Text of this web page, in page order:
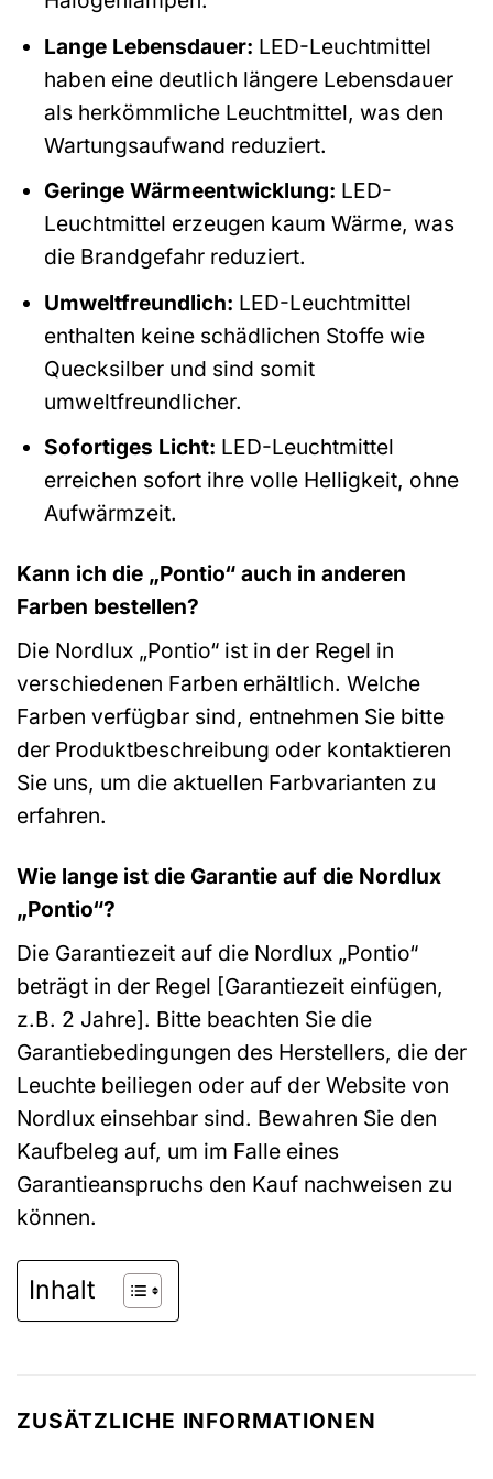
Lange Lebensdauer: LED-Leuchtmittel
haben eine deutlich längere Lebensdauer
als herkömmliche Leuchtmittel, was den
Wartungsaufwand reduziert.
Geringe Wärmeentwicklung: LED-
Leuchtmittel erzeugen kaum Wärme, was
die Brandgefahr reduziert.
Umweltfreundlich: LED-Leuchtmittel
enthalten keine schädlichen Stoffe wie
Quecksilber und sind somit
umweltfreundlicher.
Sofortiges Licht: LED-Leuchtmittel
erreichen sofort ihre volle Helligkeit, ohne
Aufwärmzeit.
Kann ich die „Pontio“ auch in anderen
Farben bestellen?
Die Nordlux „Pontio“ ist in der Regel in
verschiedenen Farben erhältlich. Welche
Farben verfügbar sind, entnehmen Sie bitte
der Produktbeschreibung oder kontaktieren
Sie uns, um die aktuellen Farbvarianten zu
erfahren.
Wie lange ist die Garantie auf die Nordlux
„Pontio“?
Die Garantiezeit auf die Nordlux „Pontio“
beträgt in der Regel [Garantiezeit einfügen,
z.B. 2 Jahre]. Bitte beachten Sie die
Garantiebedingungen des Herstellers, die der
Leuchte beiliegen oder auf der Website von
Nordlux einsehbar sind. Bewahren Sie den
Kaufbeleg auf, um im Falle eines
Garantieanspruchs den Kauf nachweisen zu
können.
Inhalt
ZUSÄTZLICHE INFORMATIONEN